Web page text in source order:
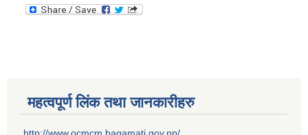
महत्वपूर्ण लिंक तथा जानकारीहरु